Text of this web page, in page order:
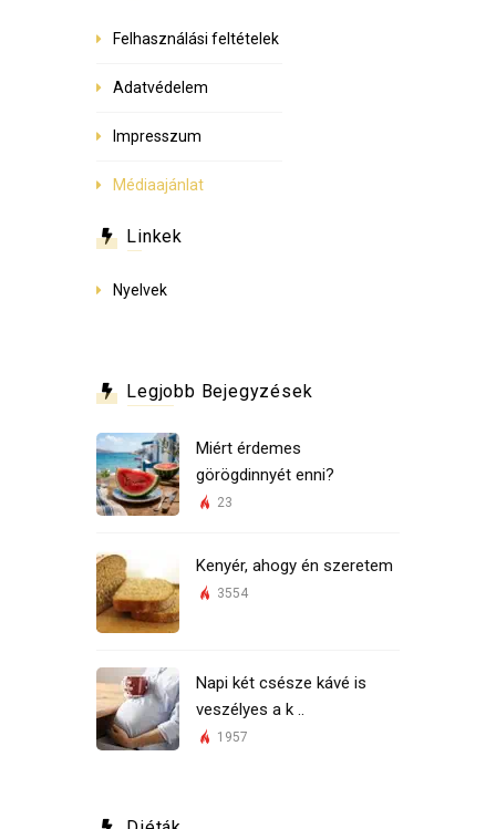
Felhasználási feltételek
Adatvédelem
Impresszum
Médiaajánlat
Linkek
Nyelvek
Legjobb Bejegyzések
Miért érdemes
görögdinnyét enni?
23
Kenyér, ahogy én szeretem
3554
Napi két csésze kávé is
veszélyes a k ..
1957